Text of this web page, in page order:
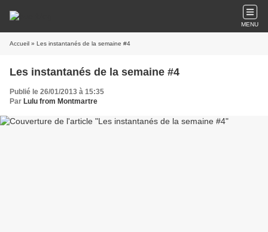
MENU
Accueil » Les instantanés de la semaine #4
Les instantanés de la semaine #4
Publié le 26/01/2013 à 15:35
Par Lulu from Montmartre